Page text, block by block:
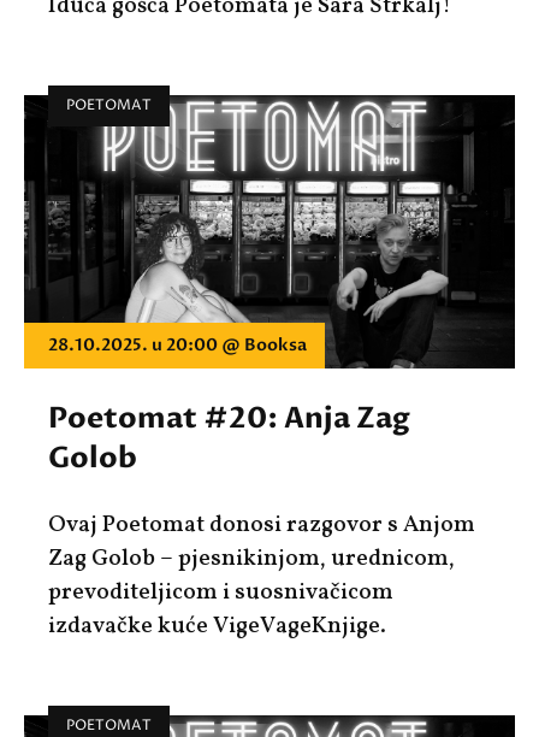
Iduća gošća Poetomata je Sara Štrkalj!
POETOMAT
28.10.2025. u 20:00 @ Booksa
Poetomat #20: Anja Zag
Golob
Ovaj Poetomat donosi razgovor s Anjom
Zag Golob – pjesnikinjom, urednicom,
prevoditeljicom i suosnivačicom
izdavačke kuće VigeVageKnjige.
POETOMAT